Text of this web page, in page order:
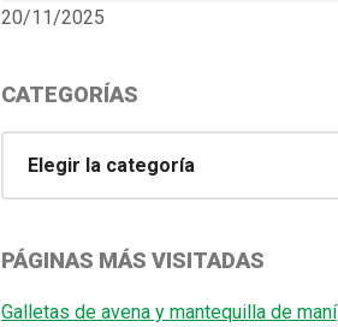
20/11/2025
CATEGORÍAS
PÁGINAS MÁS VISITADAS
Galletas de avena y mantequilla de maní